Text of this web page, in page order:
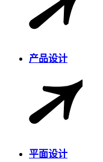
产品设计
平面设计